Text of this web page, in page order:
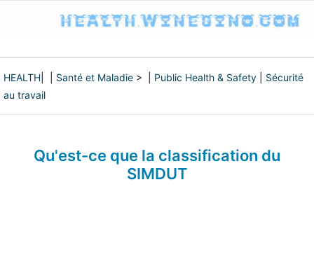
HEALTH Santé et Maladie > | Public Health & Safety
Sécurité
au travail
Qu'est-ce que la classification du
SIMDUT